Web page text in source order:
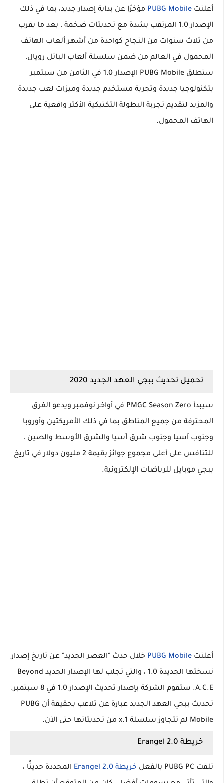
أعلنت PUBG Mobile مؤخرًا عن بداية إصدار جديد، بما في ذلك
الإصدار 1.0 المرتقب بشدة مع تحديثات ضخمة ، بعد ما يقرب
من ثلاث سنوات من النجاح كواحدة من أشهر ألعاب الهاتف
المحمول في العالم من ضمن سلسلة ألعاب الباتل رويال،
ستطلق PUBG Mobile الإصدار 1.0 في الثامن من سبتمبر
بتكنولوجيا جديدة وتجربة مستخدم جديدة وميزات لعب جديدة
والمزيد لتقديم تجربة البطولة التكتيكية الأكثر واقعية على
الهاتف المحمول.
تحميل تحديث ببجي العهد الجديد 2020
سيبدأ PMGC Season Zero في أواخر نوفمبر ويدعو الفرق
المحترفة من جميع المناطق بما في ذلك الأمريكتين وأوروبا
وجنوب آسيا وجنوب شرق آسيا والشرق الأوسط والصين ،
للتنافس على أعلى مجموع جوائز بقيمة 2 مليون دولار في تاريخ
ببجي موبايل للرياضات الإلكترونية.
أعلنت PUBG Mobile خلال حدث "العصر الجديد" عن تاريخ إصدار
نسختها الجديدة 1.0 ، والتي تجلب لها الإصدار الجديد Beyond
A.C.E. ستقوم الشركة بإصدار تحديث الإصدار 1.0 في 8 سبتمبر.
تحديث ببجي العهد الجديد عبارة عن تلاعب بحقيقة أن PUBG
Mobile لم تتجاوز سلسلة 1.x من تحديثاتها حتى الآن.
خريطة Erangel 2.0
تلقت PUBG PC بالفعل خريطة Erangel 2.0
المجددة حديثًا ،